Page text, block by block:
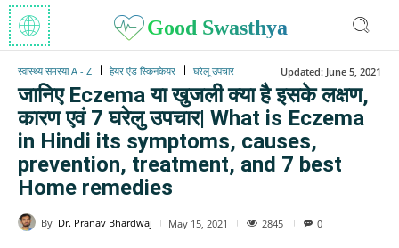
Good Swasthya
स्वास्थ्य समस्या A - Z हेयर एंड स्किनकेयर घरेलू उपचार Updated: June 5, 2021
जानिए Eczema या खुजली क्या है इसके लक्षण,
कारण एवं 7 घरेलु उपचार| What is Eczema
in Hindi its symptoms, causes,
prevention, treatment, and 7 best
Home remedies
By Dr. Pranav Bhardwaj May 15, 2021 2845 0